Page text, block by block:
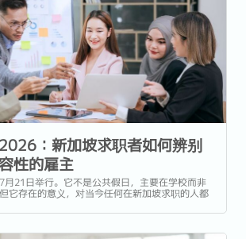
：新加坡求职者如何辨别
性的雇主
月21日举行。它不是公共假日，主要在学校而非
它存在的意义，对当今任何在新加坡求职的人都
一。 本文探讨这在实际中究竟意味着什么，以及